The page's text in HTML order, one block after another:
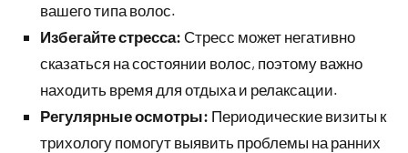
вашего типа волос.
Избегайте стресса: Стресс может негативно
сказаться на состоянии волос, поэтому важно
находить время для отдыха и релаксации.
Регулярные осмотры: Периодические визиты к
трихологу помогут выявить проблемы на ранних